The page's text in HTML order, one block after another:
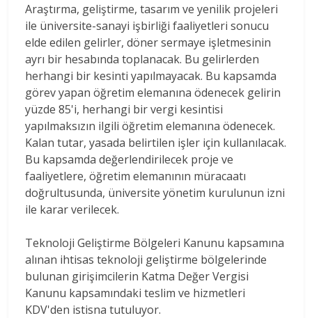
Araştırma, geliştirme, tasarım ve yenilik projeleri
ile üniversite-sanayi işbirliği faaliyetleri sonucu
elde edilen gelirler, döner sermaye işletmesinin
ayrı bir hesabında toplanacak. Bu gelirlerden
herhangi bir kesinti yapılmayacak. Bu kapsamda
görev yapan öğretim elemanına ödenecek gelirin
yüzde 85'i, herhangi bir vergi kesintisi
yapılmaksızın ilgili öğretim elemanına ödenecek.
Kalan tutar, yasada belirtilen işler için kullanılacak.
Bu kapsamda değerlendirilecek proje ve
faaliyetlere, öğretim elemanının müracaatı
doğrultusunda, üniversite yönetim kurulunun izni
ile karar verilecek.
Teknoloji Geliştirme Bölgeleri Kanunu kapsamına
alınan ihtisas teknoloji geliştirme bölgelerinde
bulunan girişimcilerin Katma Değer Vergisi
Kanunu kapsamındaki teslim ve hizmetleri
KDV'den istisna tutuluyor.